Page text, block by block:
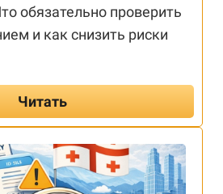
обязательно проверить
и как снизить риски
Читать